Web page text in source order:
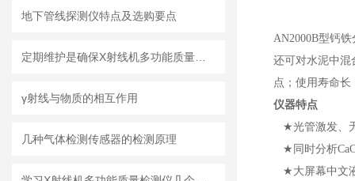
地下管线探测仪特点及选购要点
γ射线与物质的相互作用
几种气体检测传感器的检测原理
AN2000B型钙铁
还可对水泥中混
点；使用寿命
仪器特点
★光管激发、
★ 同时分析
★ 大屏幕中文